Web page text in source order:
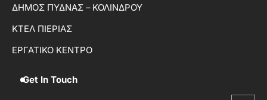
ΔΗΜΟΣ ΠΥΔΝΑΣ – ΚΟΛΙΝΔΡΟΥ
ΚΤΕΛ ΠΙΕΡΙΑΣ
ΕΡΓΑΤΙΚΟ ΚΕΝΤΡΟ
Get In Touch